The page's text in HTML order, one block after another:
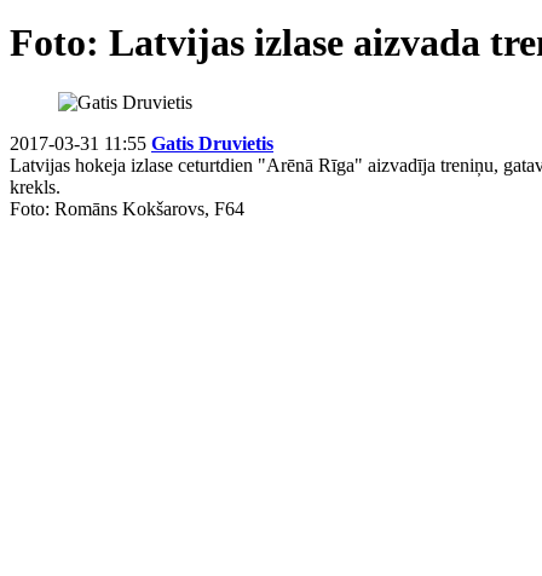
Foto: Latvijas izlase aizvada
2017-03-31 11:55 Gatis Druvietis
Latvijas hokeja izlase ceturtdien "Arēnā Rīga" aizvadīja treniņu,
krekls.
Foto: Romāns Kokšarovs, F64